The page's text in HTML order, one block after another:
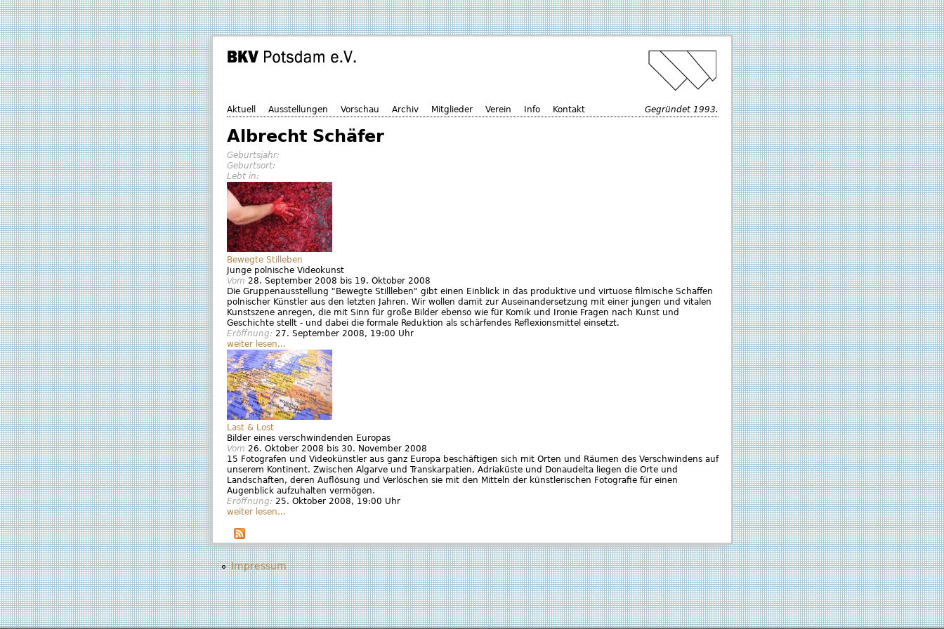
Aktuell Ausstellungen Vorschau Archiv Mitglieder Verein Info Kontakt Gegründet 1993.
Albrecht Schäfer
Geburtsjahr:
Geburtsort:
Lebt in:
Bewegte Stilleben
Junge polnische Videokunst
Vom 28. September 2008 bis 19. Oktober 2008
Die Gruppenausstellung "Bewegte Stillleben" gibt einen Einblick in das produktive und virtuose filmische Schaffen
polnischer Künstler aus den letzten Jahren. Wir wollen damit zur Auseinandersetzung mit einer jungen und vitalen
Kunstszene anregen, die mit Sinn für große Bilder ebenso wie für Komik und Ironie Fragen nach Kunst und
Geschichte stellt - und dabei die formale Reduktion als schärfendes Reflexionsmittel einsetzt.
Eröffnung: 27. September 2008, 19:00 Uhr
weiter lesen...
Last & Lost
Bilder eines verschwindenden Europas
Vom 26. Oktober 2008 bis 30. November 2008
15 Fotografen und Videokünstler aus ganz Europa beschäftigen sich mit Orten und Räumen des Verschwindens auf
unserem Kontinent. Zwischen Algarve und Transkarpatien, Adriaküste und Donaudelta liegen die Orte und
Landschaften, deren Auflösung und Verlöschen sie mit den Mitteln der künstlerischen Fotografie für einen
Augenblick aufzuhalten vermögen.
Eröffnung: 25. Oktober 2008, 19:00 Uhr
weiter lesen...
Impressum